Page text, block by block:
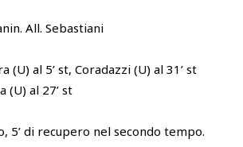
All. Sebastiani
(U) al 5’ st, Coradazzi (U) al 31’ st
(U) al 27’ st
5’ di recupero nel secondo tempo.